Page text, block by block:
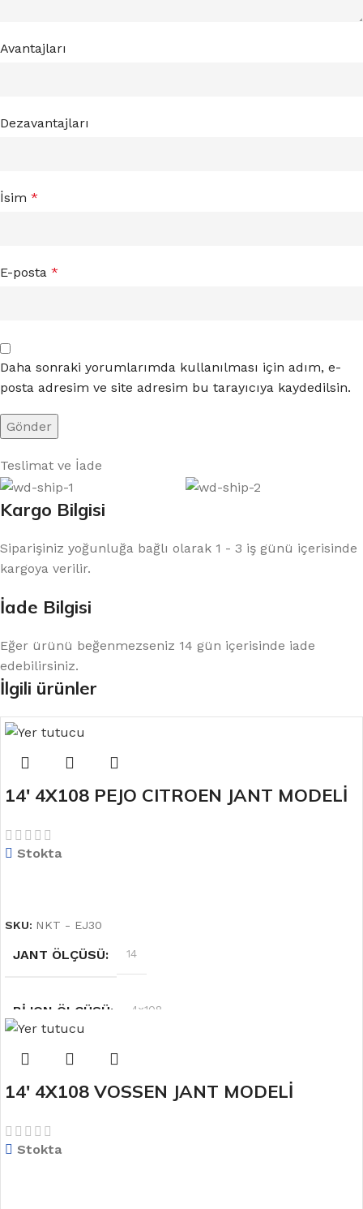
Avantajları
Dezavantajları
İsim *
E-posta *
Daha sonraki yorumlarımda kullanılması için adım, e-
posta adresim ve site adresim bu tarayıcıya kaydedilsin.
Teslimat ve İade
Kargo Bilgisi
Siparişiniz yoğunluğa bağlı olarak 1 - 3 iş günü içerisinde
kargoya verilir.
İade Bilgisi
Eğer ürünü beğenmezseniz 14 gün içerisinde iade
edebilirsiniz.
İlgili ürünler
14′ 4X108 PEJO CITROEN JANT MODELİ
Stokta
SKU: NKT - EJ30
JANT ÖLÇÜSÜ 14
BIJON ÖLÇÜSÜ 4×108
RENK Siyah
OFSET
14′ 4X108 VOSSEN JANT MODELİ
Stokta